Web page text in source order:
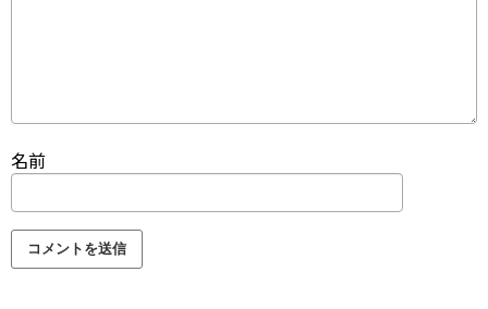
名前